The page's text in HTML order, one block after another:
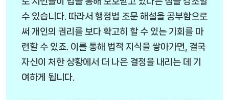
수 있습니다. 따라서 행정법 조문 해설을 공부함으로
써 개인의 권리를 보다 확고히 할 수 있는 기회를 마
련할 수 있죠. 이를 통해 법적 지식을 쌓아가면, 결국
자신이 처한 상황에서 더 나은 결정을 내리는 데 기
여하게 됩니다.